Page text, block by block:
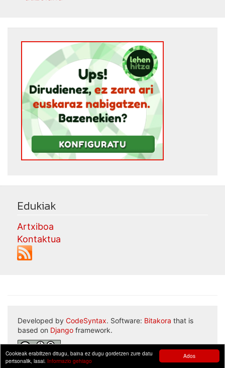
Ados
Cookieak erabiltzen ditugu, baina ez dugu gordetzen zure datu
pertsonalik, lasai. Informazio gehiago
Edukiak
Artxiboa
Kontaktua
Developed by CodeSyntax. Software: Bitakora that is
based on Django framework.